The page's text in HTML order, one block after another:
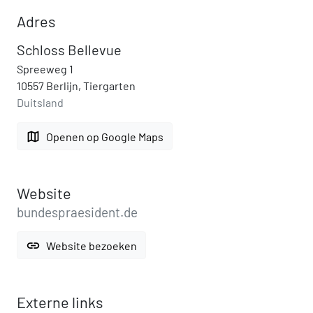
Adres
Schloss Bellevue
Spreeweg 1
10557 Berlijn, Tiergarten
Duitsland
map Openen op Google Maps
Website
bundespraesident.de
link Website bezoeken
Externe links